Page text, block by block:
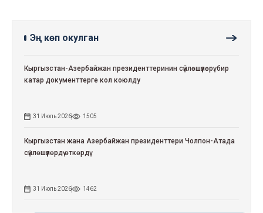
Эң көп окулган
Кыргызстан-Азербайжан президенттеринин сүйлөшүүлөрү: бир
катар документтерге кол коюлду
31 Июль 2026 1505
Кыргызстан жана Азербайжан президенттери Чолпон-Атада
сүйлөшүүлөрдү өткөрдү
31 Июль 2026 1462